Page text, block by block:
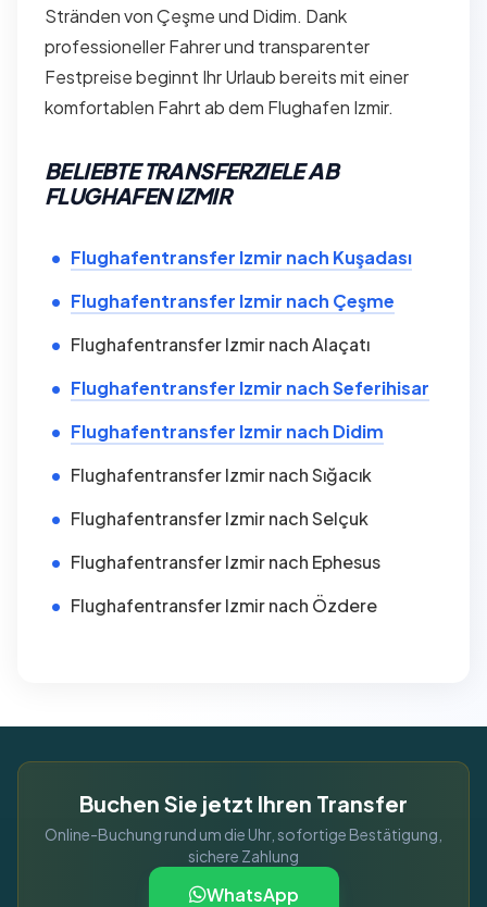
Stränden von Çeşme und Didim. Dank
professioneller Fahrer und transparenter
Festpreise beginnt Ihr Urlaub bereits mit einer
komfortablen Fahrt ab dem Flughafen Izmir.
BELIEBTE TRANSFERZIELE AB
FLUGHAFEN IZMIR
Flughafentransfer Izmir nach Kuşadası
Flughafentransfer Izmir nach Çeşme
Flughafentransfer Izmir nach Alaçatı
Flughafentransfer Izmir nach Seferihisar
Flughafentransfer Izmir nach Didim
Flughafentransfer Izmir nach Sığacık
Flughafentransfer Izmir nach Selçuk
Flughafentransfer Izmir nach Ephesus
Flughafentransfer Izmir nach Özdere
Buchen Sie jetzt Ihren Transfer
Online-Buchung rund um die Uhr, sofortige Bestätigung,
sichere Zahlung
WhatsApp